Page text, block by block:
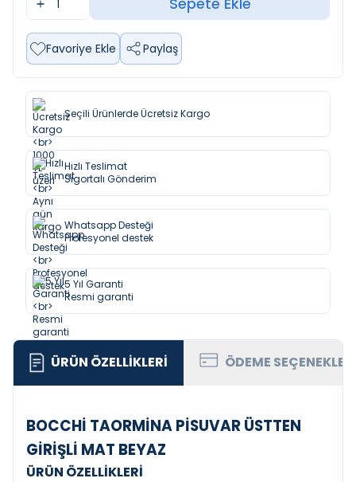
Favoriye Ekle Paylaş
Seçili Ürünlerde Ücretsiz Kargo
Hızlı Teslimat
Sigortalı Gönderim
Whatsapp Desteği
Profesyonel destek
5 Yıl Garanti
Resmi garanti
ÜRÜN ÖZELLIKLERI ÖDEME
BOCCHİ TAORMİNA PİSUVAR ÜSTTEN
GİRİŞLİ MAT BEYAZ
ÜRÜN ÖZELLİKLERİ